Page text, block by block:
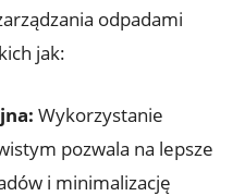
odpadami
jak:
Wykorzystanie
pozwala na lepsze
i minimalizację